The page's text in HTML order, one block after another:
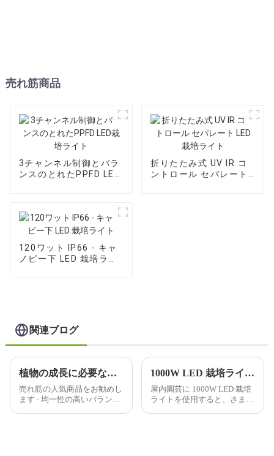
売れ筋商品
3チャンネル制御とバラ
ンスのとれたPPFD LED
折りたたみ式 UV IR コ
ントロール セパレート
120ワット IP66 - キャ
ノピー下 LED 栽培ライ
関連ブログ
植物の成長に必要な光の波長をどのように判断しますか?
売れ筋の人気商品をお勧めし
ます - 均一性の高いバランス
1000W LED 栽培ライトを使用すると、屋内ガーデニングにどのような利点がありますか?
屋内園芸に 1000W LED 栽培
ライトを使用すると、さまざ